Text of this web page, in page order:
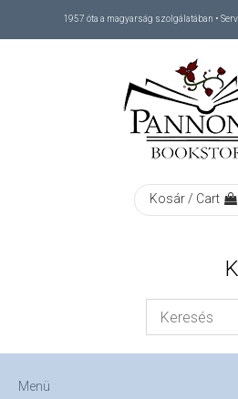
1957 óta a magyarság szolgálatában •
Kosár / Cart
Menü